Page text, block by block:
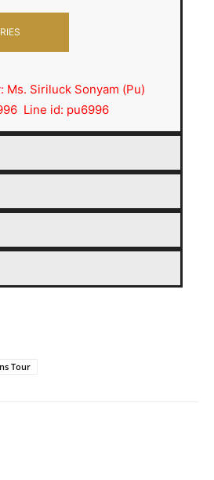
Ms. Siriluck Sonyam (Pu)
Line id: pu6996
Tour